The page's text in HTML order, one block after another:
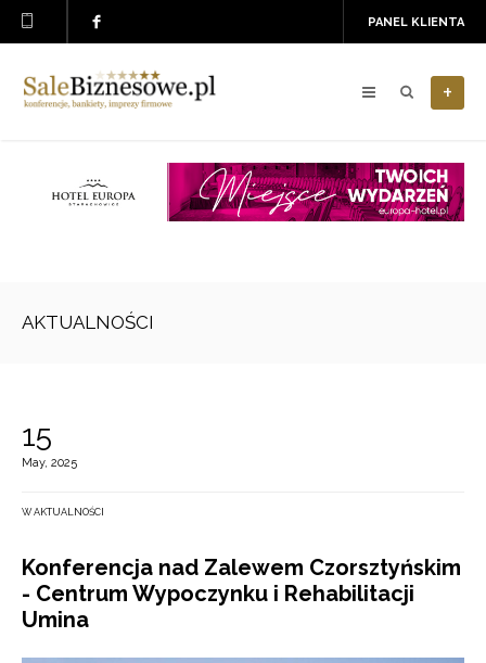
PANEL KLIENTA
+
AKTUALNOŚCI
15
May, 2025
W AKTUALNOŚCI
Konferencja nad Zalewem Czorsztyńskim
- Centrum Wypoczynku i Rehabilitacji
Umina